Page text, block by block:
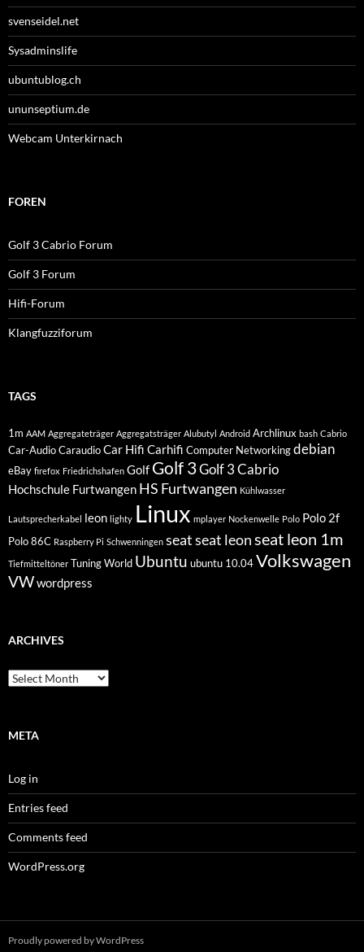
svenseidel.net
Sysadminslife
ubuntublog.ch
ununseptium.de
Webcam Unterkirnach
FOREN
Golf 3 Cabrio Forum
Golf 3 Forum
Hifi-Forum
Klangfuzziforum
TAGS
1m AAM Aggregateträger Aggregatsträger Alubutyl Android Archlinux bash Cabrio
Car-AudioCaraudioCar Hifi Carhifi Computer Networkingdebian
eBay firefox Friedrichshafen Golf Golf 3Golf 3 Cabrio
Hochschule Furtwangen HS Furtwangen Kühlwasser
Lautsprecherkabel leon lighty Linux mplayer Nockenwelle Polo Polo 2f
Polo 86C Raspberry Pi Schwenningen seatseat leon seat leon 1m
Tiefmitteltöner Tuning World Ubuntu ubuntu 10.04Volkswagen
VWwordpress
ARCHIVES
Archives
META
Log in
Entries feed
Comments feed
WordPress.org
Proudly powered by WordPress